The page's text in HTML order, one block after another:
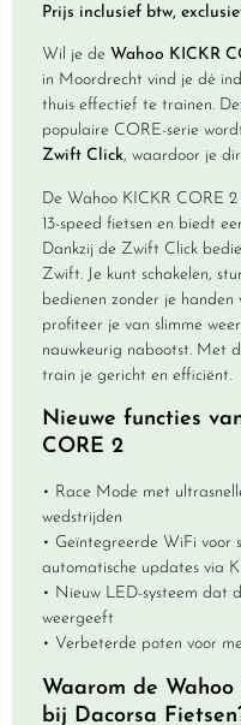
Prijs inclusief btw,
Wil je de Wahoo KICKR
in Moordrecht vind je dé
thuis effectief te trainen.
populaire CORE-serie
Zwift Click, waardoor je
De Wahoo KICKR CORE
13-speed fietsen en biedt
Dankzij de Zwift Click
Zwift. Je kunt schakelen,
bedienen zonder je handen
profiteer je van slimme
nauwkeurig nabootst. Met
train je gericht en efficiënt.
Nieuwe functies
CORE 2
• Race Mode met
wedstrijden
• Geïntegreerde WiFi voor
automatische updates via
• Nieuw LED-systeem dat
weergeeft
• Verbeterde poten voor
Waarom de
bij Dacorsa